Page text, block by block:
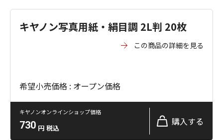
キヤノン写真用紙・絹目調 2L判 20枚
この商品の詳細を見る
希望小売価格 : オープン価格
キヤノンオンラインショップ価格
730 円 税込
購入する